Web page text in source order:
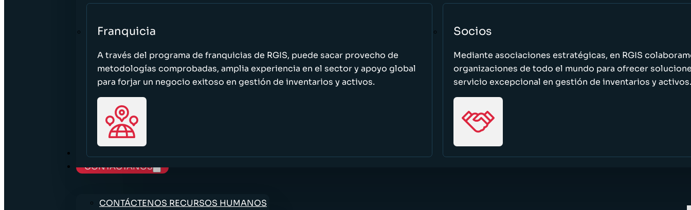
Franquicia
A través del programa de franquicias de RGIS, puede sacar provecho de
metodologías comprobadas, amplia experiencia en el sector y apoyo global
para forjar un negocio exitoso en gestión de inventarios y activos.
Socios
Mediante asociaciones estratégicas, en RGIS
organizaciones de todo el mundo para ofrecer
servicio excepcional en gestión de inventarios y activos.
TRABAJE CON NOSOTROS
CONTÁCTANOS
CONTÁCTENOS RECURSOS HUMANOS